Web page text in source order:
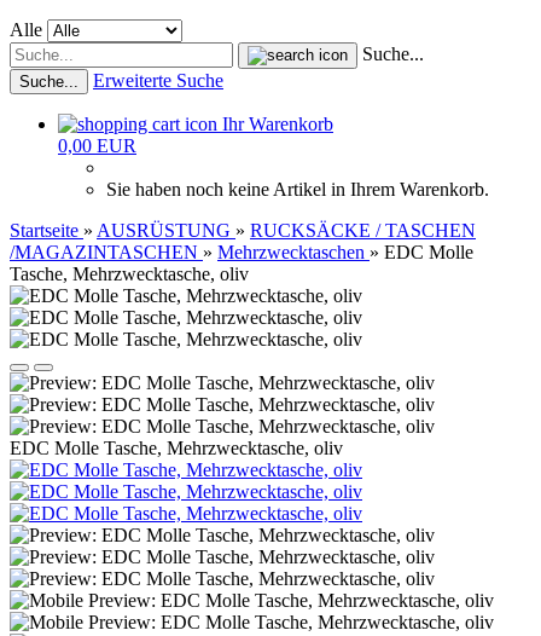
Alle
Suche...
Suche... Erweiterte Suche
Ihr Warenkorb
0,00 EUR
Sie haben noch keine Artikel in Ihrem Warenkorb.
Startseite » AUSRÜSTUNG » RUCKSÄCKE / TASCHEN
/MAGAZINTASCHEN » Mehrzwecktaschen » EDC Molle
Tasche, Mehrzwecktasche, oliv
EDC Molle Tasche, Mehrzwecktasche, oliv